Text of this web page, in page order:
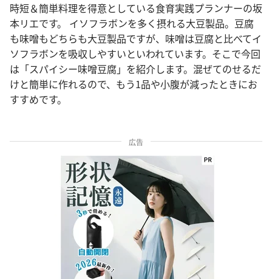
時短＆簡単料理を得意としている食育実践プランナーの坂
本リエです。 イソフラボンを多く摂れる大豆製品。豆腐
も味噌もどちらも大豆製品ですが、味噌は豆腐と比べてイ
ソフラボンを吸収しやすいといわれています。そこで今回
は「スパイシー味噌豆腐」を紹介します。混ぜてのせるだ
けと簡単に作れるので、もう1品や小腹が減ったときにお
すすめです。
広告